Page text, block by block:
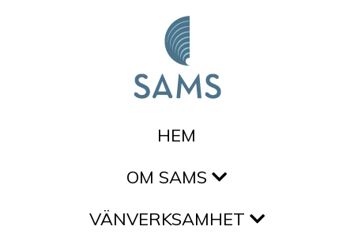
HEM
OM SAMS
VÄNVERKSAMHET